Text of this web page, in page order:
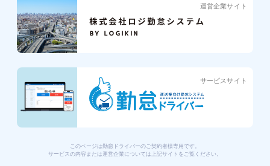
運営企業サイト
サービスサイト
このページは勤怠ドライバーのご契約者様専用です。
サービスの内容または運営企業については上記サイトをご覧ください。